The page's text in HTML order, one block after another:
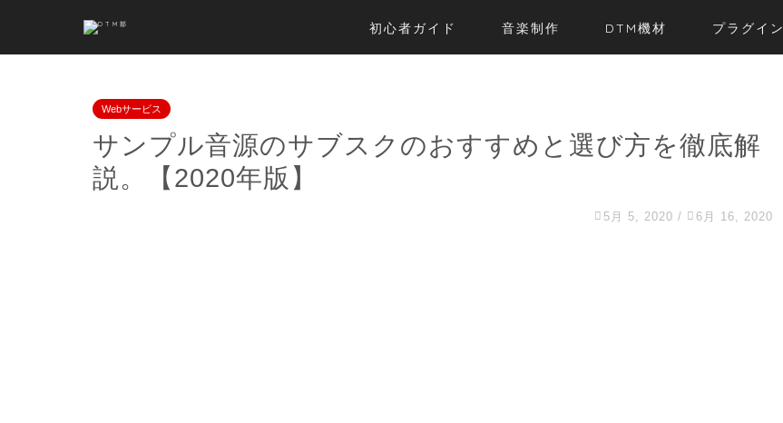
初心者ガイド 音楽制作 DTM機材 プラグイン
Webサービス
サンプル音源のサブスクのおすすめと選び方を徹底解
説。【2020年版】
5月 5, 2020 / 6月 16, 2020